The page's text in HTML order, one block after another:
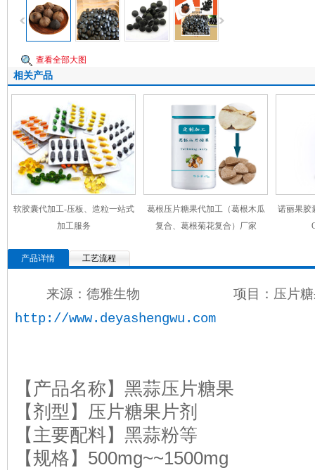
查看全部大图
相关产品
软胶囊代加工-压板、造粒一站式
加工服务
葛根压片糖果代加工（葛根木瓜
复合、葛根菊花复合）厂家
诺丽果胶
产品详情 工艺流程
来源：德雅生物 项目：压片
http://www.deyashengwu.com
【产品名称】黑蒜压片糖果
【剂型】压片糖果片剂
【主要配料】黑蒜粉等
【规格】 500mg~~1500mg